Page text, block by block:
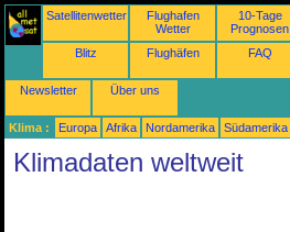
Satellitenwetter
Flughafen
Wetter
10-Tage
Prognosen
Blitz Flughäfen FAQ
Newsletter Über uns
Klima : Europa Afrika Nordamerika Südamerika
Klimadaten weltweit